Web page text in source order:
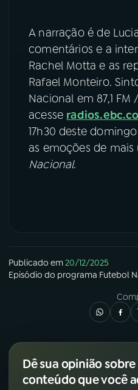
A narração é de
comentários e a
Rachel Motta e as
Rafael Monteiro.
Nacional em 87,1 FM
acesse
17h30 deste
as emoções de mais
Nacional.
Publicado em20/12/2025
Episódio do programa Futebol
Dê sua opinião
conteúdo que você